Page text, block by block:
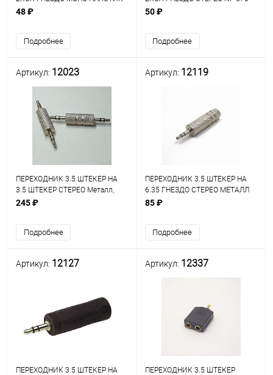
GOLD (2-209)
48 ₽
Подробнее
3.5 ST-2RCAJ
50 ₽
Подробнее
Артикул: 12023
ПЕРЕХОДНИК 3.5 ШТЕКЕР НА
3.5 ШТЕКЕР СТЕРЕО Металл,
прямой
245 ₽
Подробнее
Артикул: 12119
ПЕРЕХОДНИК 3.5 ШТЕКЕР НА
6.35 ГНЕЗДО СТЕРЕО МЕТАЛЛ
85 ₽
Подробнее
Артикул: 12127
ПЕРЕХОДНИК 3.5 ШТЕКЕР НА
Артикул: 12337
ПЕРЕХОДНИК 3.5 ШТЕКЕР